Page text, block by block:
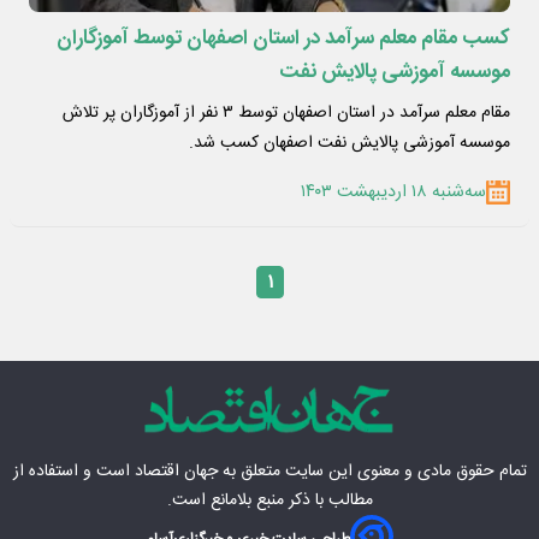
کسب مقام معلم سرآمد در استان اصفهان توسط آموزگاران
موسسه آموزشی پالایش نفت
مقام معلم سرآمد در استان اصفهان توسط ۳ نفر از آموزگاران پر تلاش
موسسه آموزشی پالایش نفت اصفهان کسب شد.
سه‌شنبه ۱۸ اردیبهشت ۱۴۰۳
۱
تمام حقوق مادی‌ و معنوی این سایت متعلق بهجهان اقتصاد است و استفاده از
مطالب با ذکر منبع بلامانع است.